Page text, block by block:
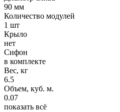
90 мм
Количество модулей
1 шт
Крыло
нет
Сифон
в комплекте
Вес, кг
6.5
Объем, куб. м.
0.07
показать всё